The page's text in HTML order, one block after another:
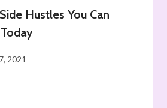
Hustles You Can
2021